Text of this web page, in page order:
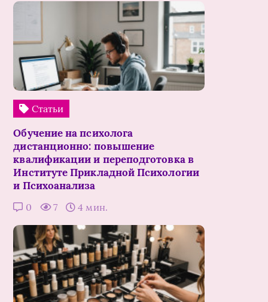
Статьи
Обучение на психолога
дистанционно: повышение
квалификации и переподготовка в
Институте Прикладной Психологии
и Психоанализа
0 7 4 мин.